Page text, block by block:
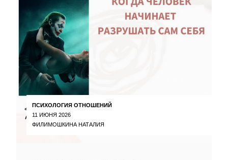
ПСИХОЛОГИЯ ОТНОШЕНИЙ
11 ИЮНЯ 2026
ФИЛИМОШКИНА НАТАЛИЯ